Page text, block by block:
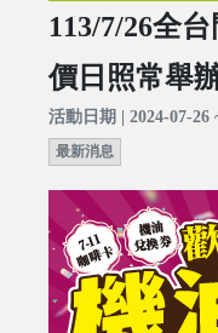
113/7/26全
價日照常舉
活動日期 | 2024-07-26
最新消息